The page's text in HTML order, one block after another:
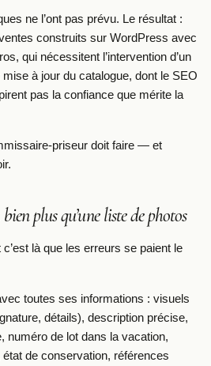
ne l’ont pas prévu. Le résultat :
construits sur WordPress avec
qui nécessitent l’intervention d’un
à jour du catalogue, dont le SEO
pas la confiance que mérite la
priseur doit faire — et
plus qu’une liste de photos
là que les erreurs se paient le
toutes ses informations : visuels
détails), description précise,
numéro de lot dans la vacation,
de conservation, références